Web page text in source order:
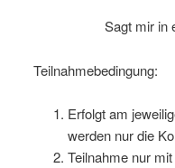
Sagt mir in
Teilnahmebedingung:
Erfolgt am
werden nur die
Teilnahme nur